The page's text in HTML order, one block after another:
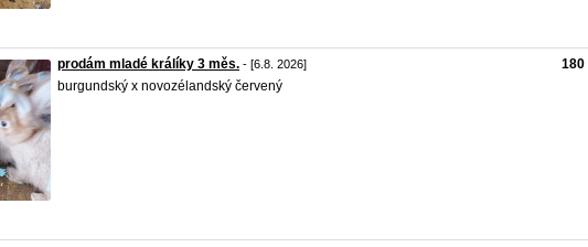
prodám mladé králíky 3 měs. - [6.8. 2026]
burgundský x novozélandský červený
180